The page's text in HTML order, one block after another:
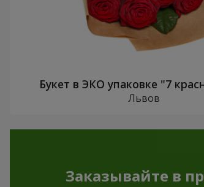
Букет в ЭКО упаковке "7
Львов
Заказывайте в